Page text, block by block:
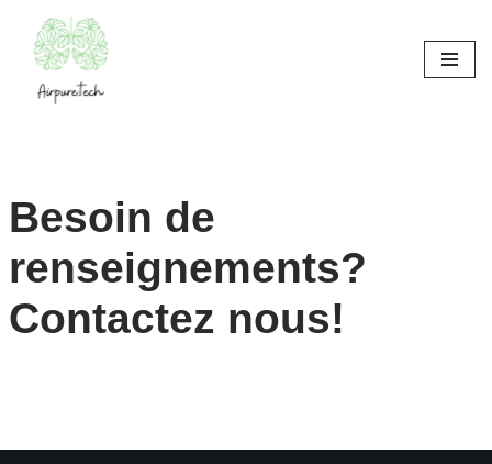
Aller
Besoin de
renseignements?
Contactez nous!